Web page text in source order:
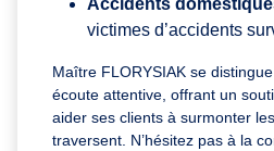
Accidents
victimes d’accidents
Maître FLORYSIAK se
écoute attentive, offrant un
aider ses clients à surmonter
traversent. N’hésitez pas à la